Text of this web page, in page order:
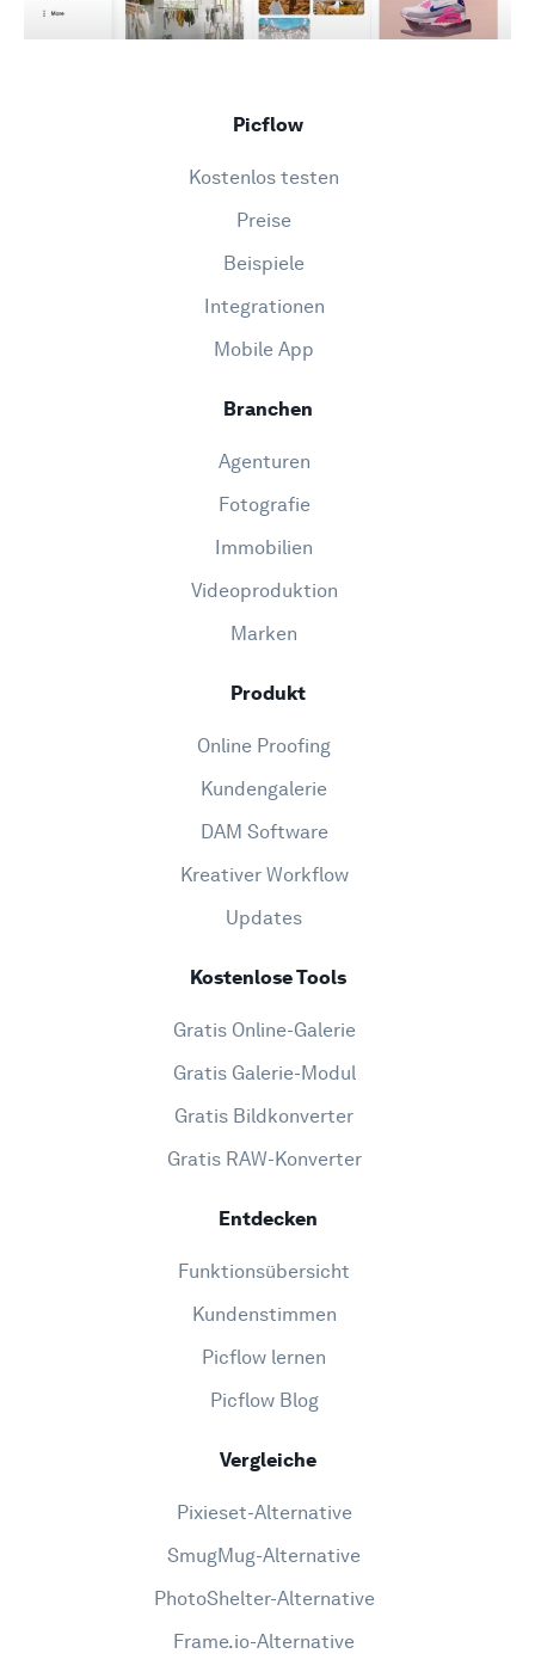
Picflow
Kostenlos testen
Preise
Beispiele
Integrationen
Mobile App
Branchen
Agenturen
Fotografie
Immobilien
Videoproduktion
Marken
Produkt
Online Proofing
Kundengalerie
DAM Software
Kreativer Workflow
Updates
Kostenlose Tools
Gratis Online-Galerie
Gratis Galerie-Modul
Gratis Bildkonverter
Gratis RAW-Konverter
Entdecken
Funktionsübersicht
Kundenstimmen
Picflow lernen
Picflow Blog
Vergleiche
Pixieset-Alternative
SmugMug-Alternative
PhotoShelter-Alternative
Frame.io-Alternative